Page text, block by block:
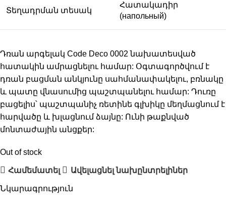
Տեղադրման տեսակ
Հատակադիր
(напольный)
Դռան արգելակ Code Deco 0002 նախատեսված
հատակին ամրացնելու համար: Օգտագործվում է
դռան բացման անկյունը սահմանափակելու, բռնակը
և պատը վնասումից պաշտպանելու համար: Դուռը
բացելիս՝ պաշտպանիչ ռետինե գլխիկը մեղմացնում է
հարվածը և խլացնում ձայնը: Ունի թաքնված
մոնտաժային անցքեր:
Out of stock
Համեմատել Ավելացնել նախընտրելիներ
Նկարագրություն